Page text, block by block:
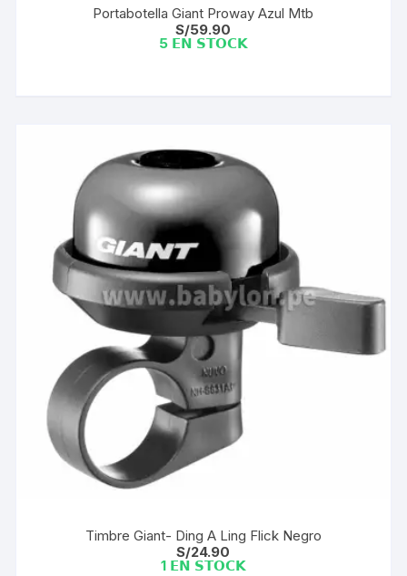
Portabotella Giant Proway Azul Mtb
S/59.90
5 𝗘𝗡 𝗦𝗧𝗢𝗖𝗞
Timbre Giant- Ding A Ling Flick Negro
S/24.90
1 𝗘𝗡 𝗦𝗧𝗢𝗖𝗞